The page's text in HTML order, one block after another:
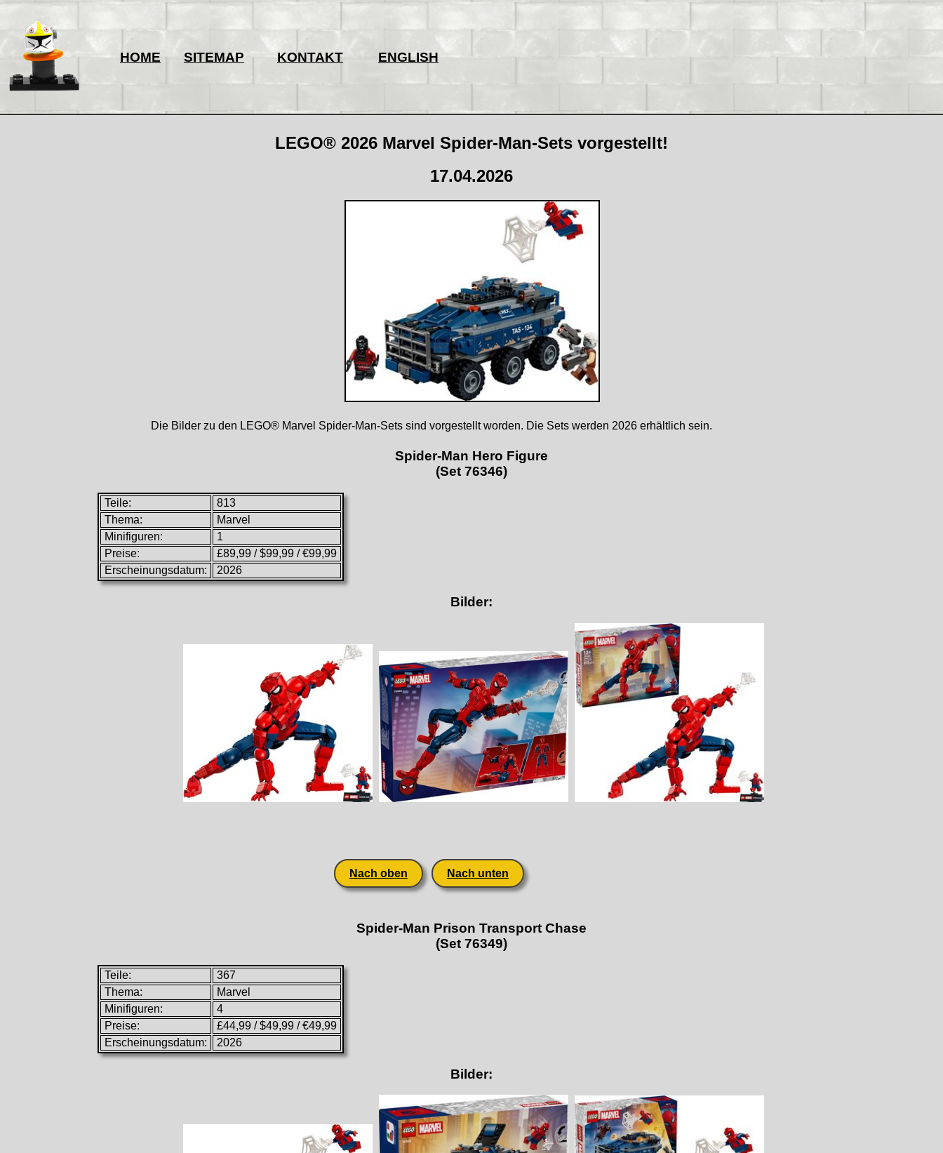
HOME SITEMAP KONTAKT ENGLISH
LEGO® 2026 Marvel Spider-Man-Sets vorgestellt!
17.04.2026
Die Bilder zu den LEGO® Marvel Spider-Man-Sets sind vorgestellt worden. Die Sets werden 2026 erhältlich sein.
Spider-Man Hero Figure
(Set 76346)
Teile:
813
Thema:
Marvel
Minifiguren:
1
Preise:
£89,99 / $99,99 / €99,99
Erscheinungsdatum:
2026
Bilder:
Nach oben Nach unten
Spider-Man Prison Transport Chase
(Set 76349)
Teile:
367
Thema:
Marvel
Minifiguren:
4
Preise:
£44,99 / $49,99 / €49,99
Erscheinungsdatum:
2026
Bilder: